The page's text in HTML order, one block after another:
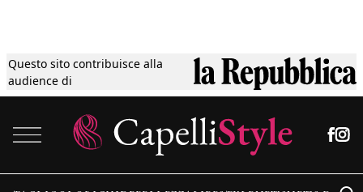
Questo sito contribuisce alla
audience di
Tagli
Colori
Guide